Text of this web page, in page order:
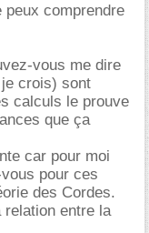
peux comprendre
vous me dire
crois) sont
calculs le prouve
que ça
car pour moi
pour ces
des Cordes.
relation entre la